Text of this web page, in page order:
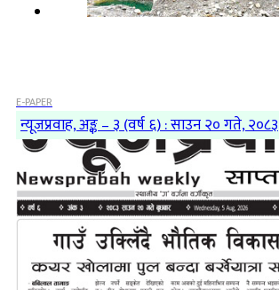
E-PAPER
न्यूजप्रवाह, अङ्क – ३ (वर्ष ६) : साउन २० गते, २०८३